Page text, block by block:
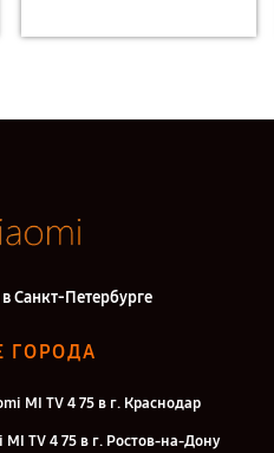
Санкт-Петербурге
ГОРОДА
MI TV 4 75 в г. Краснодар
TV 4 75 в г. Ростов-на-Дону